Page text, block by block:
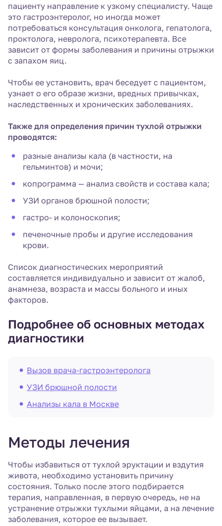
пациенту направление к узкому специалисту. Чаще
это гастроэнтеролог, но иногда может
потребоваться консультация онколога, гепатолога,
проктолога, невролога, психотерапевта. Все
зависит от формы заболевания и причины отрыжки
с запахом яиц.
Чтобы ее установить, врач беседует с пациентом,
узнает о его образе жизни, вредных привычках,
наследственных и хронических заболеваниях.
Также для определения причин тухлой отрыжки
проводятся:
разные анализы кала (в частности, на
гельминтов) и мочи;
копрограмма — анализ свойств и состава кала;
УЗИ органов брюшной полости;
гастро- и колоноскопия;
печеночные пробы и другие исследования
крови.
Список диагностических мероприятий
составляется индивидуально и зависит от жалоб,
анамнеза, возраста и массы больного и иных
факторов.
Подробнее об основных методах
диагностики
Вызов врача-гастроэнтеролога
УЗИ брюшной полости
Анализы кала в Москве
Методы лечения
Чтобы избавиться от тухлой эруктации и вздутия
живота, необходимо установить причину
состояния. Только после этого подбирается
терапия, направленная, в первую очередь, не на
устранение отрыжки тухлыми яйцами, а на лечение
заболевания, которое ее вызывает.